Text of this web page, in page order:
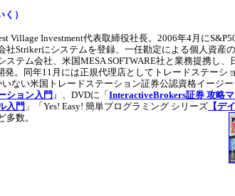
）
Village Investment代表取締役社長。2006年4月に
社Strikerにシステムを登録、一任勘定による個人資産
ステム会社、米国MESA SOFTWARE社と業務提携し、
。同年11月には正規代理店としてトレードステーシ
いない米国トレードステーション証券公認資格イージ
ション入門 』、DVDに「InteractiveBrokers証券 攻略
入門 」「Yes! Easy! 簡単プログラミング シリーズ 【デ
多数。